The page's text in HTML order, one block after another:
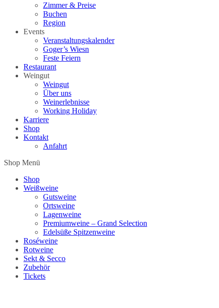
Zimmer & Preise
Buchen
Region
Events
Veranstaltungskalender
Goger’s Wiesn
Feste Feiern
Restaurant
Weingut
Weingut
Über uns
Weinerlebnisse
Working Holiday
Karriere
Shop
Kontakt
Anfahrt
Shop Menü
Shop
Weißweine
Gutsweine
Ortsweine
Lagenweine
Premiumweine – Grand Selection
Edelsüße Spitzenweine
Roséweine
Rotweine
Sekt & Secco
Zubehör
Tickets